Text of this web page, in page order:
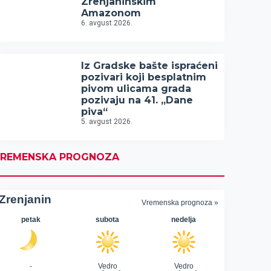
Amazonom
6. avgust 2026.
Iz Gradske bašte ispraćeni
pozivari koji besplatnim
pivom ulicama grada
pozivaju na 41. „Dane
piva“
5. avgust 2026.
PROGNOZA